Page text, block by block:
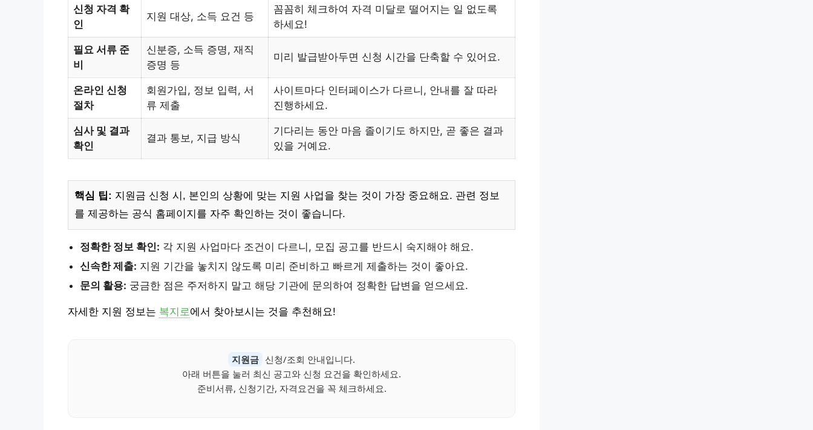
신청 자격 확
인
지원 대상, 소득 요건 등
꼼꼼히 체크하여 자격 미달로 떨어지는 일 없도록
하세요!
필요 서류 준
비
신분증, 소득 증명, 재직
증명 등
미리 발급받아두면 신청 시간을 단축할 수 있어요.
온라인 신청
절차
회원가입, 정보 입력, 서
류 제출
사이트마다 인터페이스가 다르니, 안내를 잘 따라
진행하세요.
심사 및 결과
확인
결과 통보, 지급 방식
기다리는 동안 마음 졸이기도 하지만, 곧 좋은 결과
있을 거예요.
핵심 팁: 지원금 신청 시, 본인의 상황에 맞는 지원 사업을 찾는 것이 가장 중요해요. 관련 정보
를 제공하는 공식 홈페이지를 자주 확인하는 것이 좋습니다.
정확한 정보 확인: 각 지원 사업마다 조건이 다르니, 모집 공고를 반드시 숙지해야 해요.
신속한 제출: 지원 기간을 놓치지 않도록 미리 준비하고 빠르게 제출하는 것이 좋아요.
문의 활용: 궁금한 점은 주저하지 말고 해당 기관에 문의하여 정확한 답변을 얻으세요.
자세한 지원 정보는 복지로 에서 찾아보시는 것을 추천해요!
지원금 신청/조회 안내입니다.
아래 버튼을 눌러 최신 공고와 신청 요건을 확인하세요.
준비서류, 신청기간, 자격요건을 꼭 체크하세요.